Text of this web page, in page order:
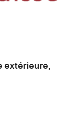
extérieure,